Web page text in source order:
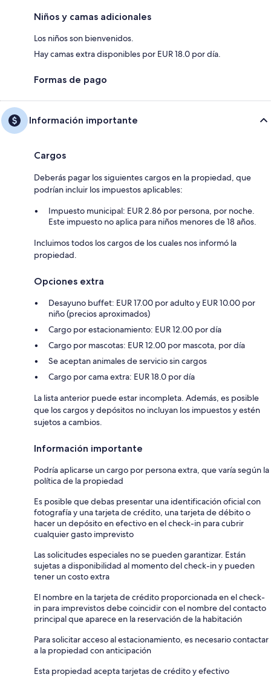
Niños y camas adicionales
Los niños son bienvenidos.
Hay camas extra disponibles por EUR 18.0 por día.
Formas de pago
Información importante
Cargos
Deberás pagar los siguientes cargos en la propiedad, que
podrían incluir los impuestos aplicables:
Impuesto municipal: EUR 2.86 por persona, por noche.
Este impuesto no aplica para niños menores de 18 años.
Incluimos todos los cargos de los cuales nos informó la
propiedad.
Opciones extra
Desayuno buffet: EUR 17.00 por adulto y EUR 10.00 por
niño (precios aproximados)
Cargo por estacionamiento: EUR 12.00 por día
Cargo por mascotas: EUR 12.00 por mascota, por día
Se aceptan animales de servicio sin cargos
Cargo por cama extra: EUR 18.0 por día
La lista anterior puede estar incompleta. Además, es posible
que los cargos y depósitos no incluyan los impuestos y estén
sujetos a cambios.
Información importante
Podría aplicarse un cargo por persona extra, que varía según la
política de la propiedad
Es posible que debas presentar una identificación oficial con
fotografía y una tarjeta de crédito, una tarjeta de débito o
hacer un depósito en efectivo en el check-in para cubrir
cualquier gasto imprevisto
Las solicitudes especiales no se pueden garantizar. Están
sujetas a disponibilidad al momento del check-in y pueden
tener un costo extra
El nombre en la tarjeta de crédito proporcionada en el check-
in para imprevistos debe coincidir con el nombre del contacto
principal que aparece en la reservación de la habitación
Para solicitar acceso al estacionamiento, es necesario contactar
a la propiedad con anticipación
Esta propiedad acepta tarjetas de crédito y efectivo